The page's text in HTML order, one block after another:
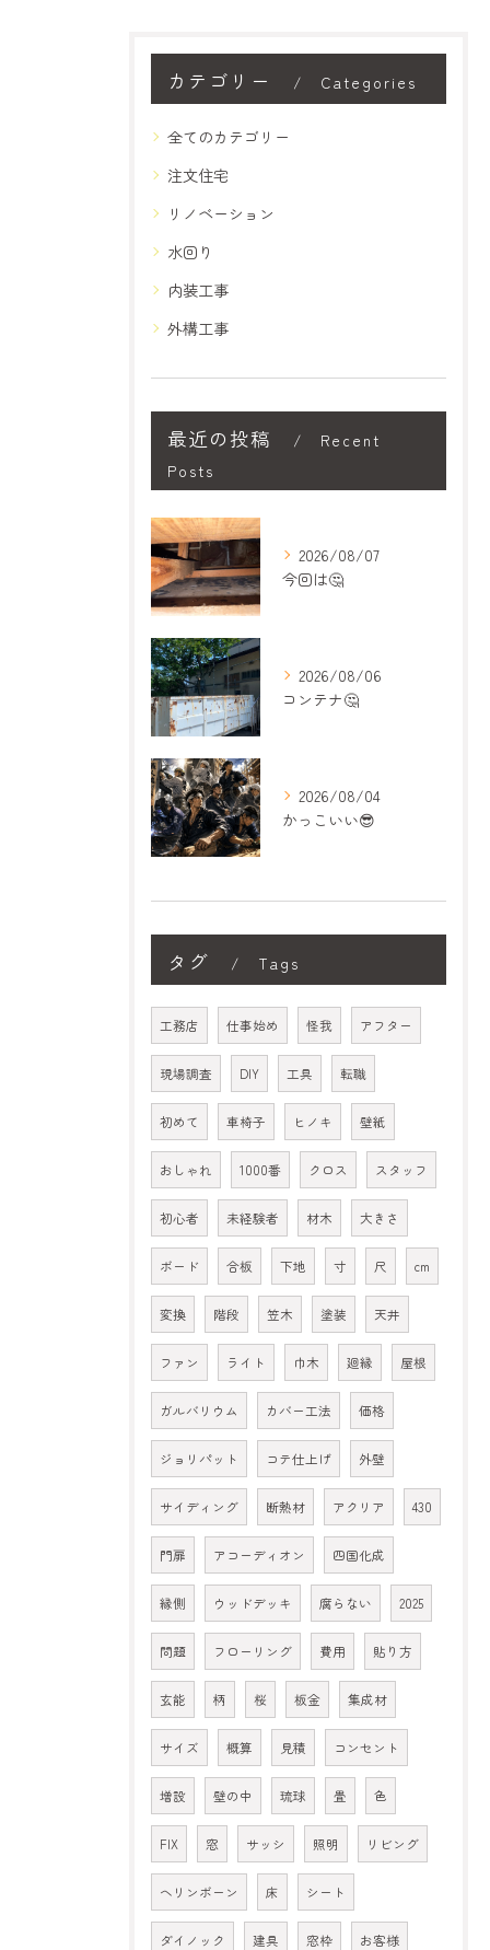
カテゴリー Categories
全てのカテゴリー
注文住宅
リノベーション
水回り
内装工事
外構工事
最近の投稿
Recent
Posts
2026/08/07
今回は🤔
2026/08/06
コンテナ🤔
2026/08/04
かっこいい😎
タグ Tags
工務店 仕事始め 怪我 アフター
現場調査 DIY 工具 転職
初めて 車椅子 ヒノキ 壁紙
おしゃれ 1000番 クロス スタッフ
初心者 未経験者 材木 大きさ
ボード 合板 下地 寸 尺 cm
変換 階段 笠木 塗装 天井
ファン ライト 巾木 廻縁 屋根
ガルバリウム カバー工法 価格
ジョリパット コテ仕上げ 外壁
サイディング 断熱材 アクリア 430
門扉 アコーディオン 四国化成
縁側 ウッドデッキ 腐らない 2025
問題 フローリング 費用 貼り方
玄能 柄 桜 板金 集成材
サイズ 概算 見積 コンセント
増設 壁の中 琉球 畳 色
FIX 窓 サッシ 照明 リビング
ヘリンボーン 床 シート
ダイノック 建具 窓枠 お客様